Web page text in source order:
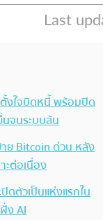
งใจบิดหนี้ พร้อมปิด
จนระบบล้น
ย Bitcoin ด่วน หลัง
ะต่อเนื่อง
ดตัวเป็นแห่งแรกใน
ง AI